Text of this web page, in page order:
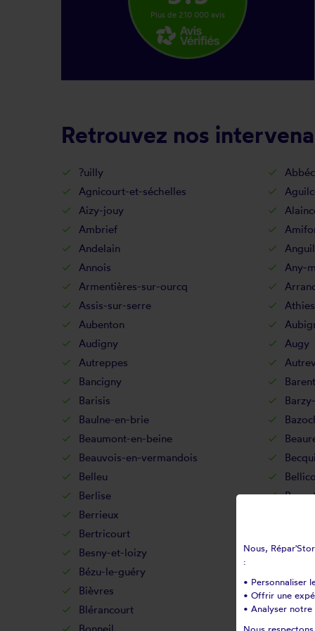
Plus de 210 000 avis
Retrouvez nos
?uilly
Agnicourt-et-séchelles
Aizy-jouy
Ambrief
Andelain
Annois
Any-
Armentières-sur-ourcq
Assis-sur-serre
Aubenton
Audigny
Augy
Autreppes
Bancigny
Barisis
Baulne-en-brie
Beaumont-en-beine
Beauvois-en-vermandois
Belleu
Berlise
Berrieux
Bertricourt
Besny-et-loizy
Bézu-le-guéry
Bièvres
Billy-
Blérancourt
Nous,
:
• Personnaliser
• Offrir une
• Analyser notre